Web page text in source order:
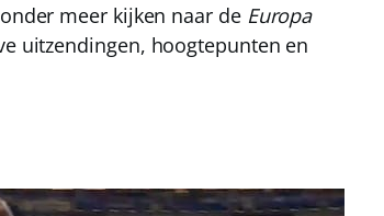
meer kijken naar de Europa
uitzendingen, hoogtepunten en